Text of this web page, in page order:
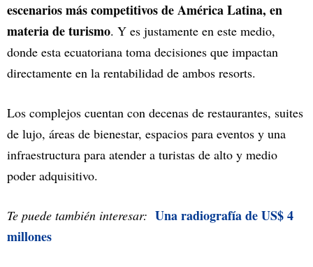
escenarios más competitivos de América Latina, en
materia de turismo. Y es justamente en este medio,
donde esta ecuatoriana toma decisiones que impactan
directamente en la rentabilidad de ambos resorts.
Los complejos cuentan con decenas de restaurantes, suites
de lujo, áreas de bienestar, espacios para eventos y una
infraestructura para atender a turistas de alto y medio
poder adquisitivo.
Te puede también interesar: Una radiografía de US$ 4
millones